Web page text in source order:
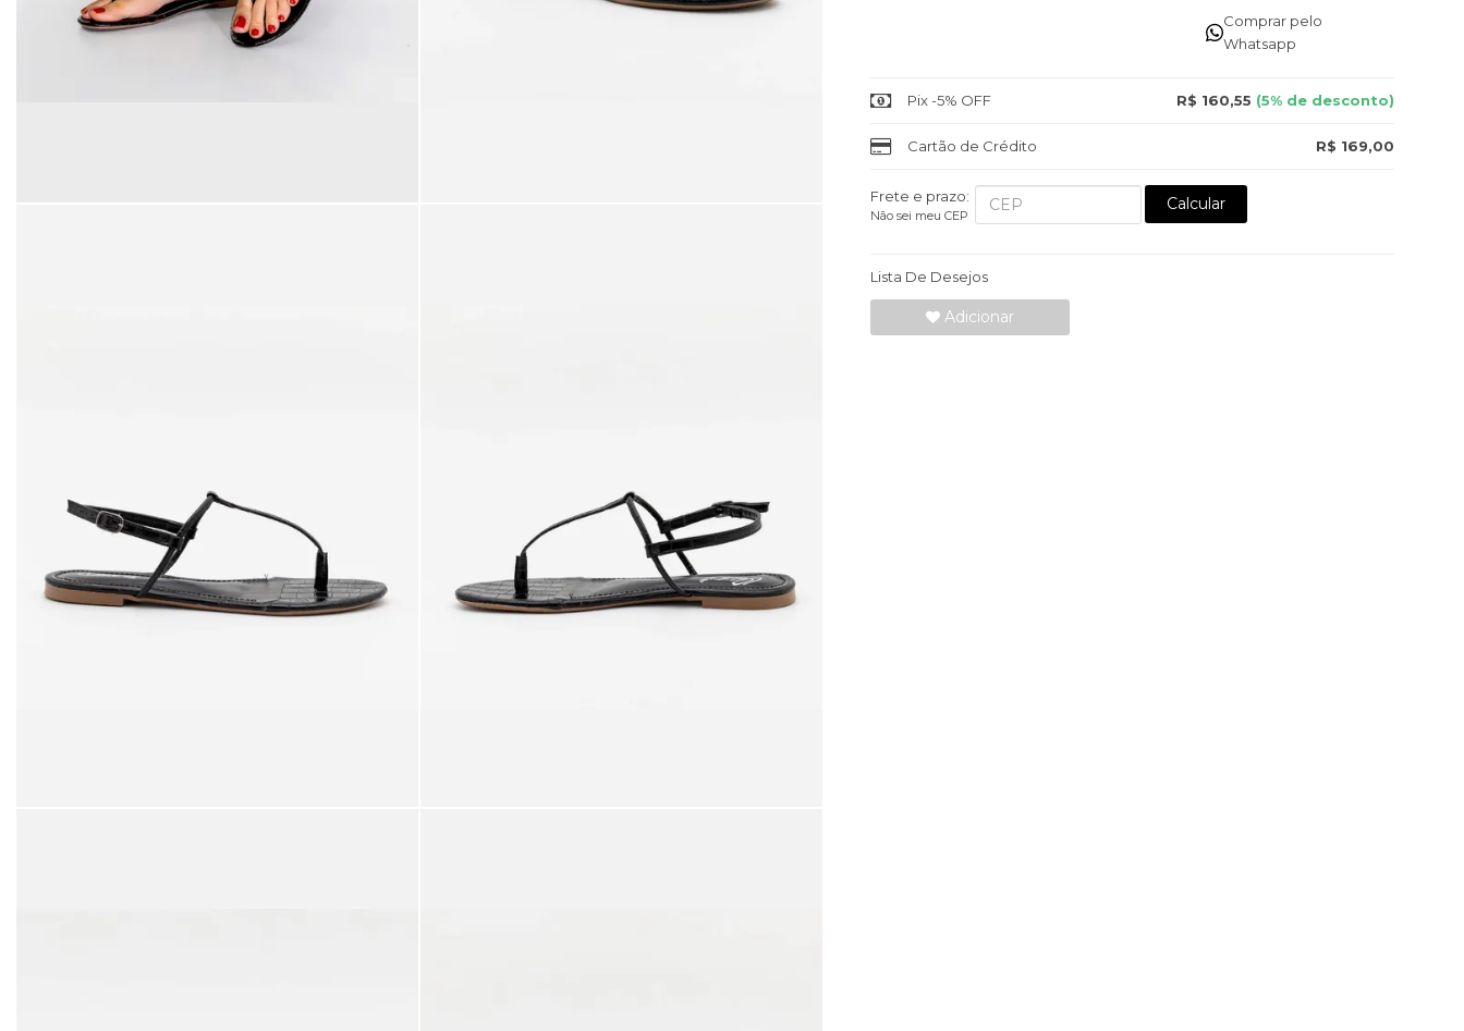
Comprar pelo
Whatsapp
Pix -5% OFF R$ 160,55 (5% de desconto)
Cartão de Crédito R$ 169,00
Frete e prazo:
Não sei meu CEP
Calcular
Lista De Desejos
Adicionar